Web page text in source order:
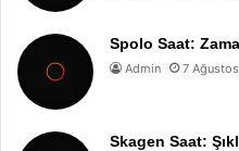
Spolo Saat:
Admin 7
Skagen Saat: